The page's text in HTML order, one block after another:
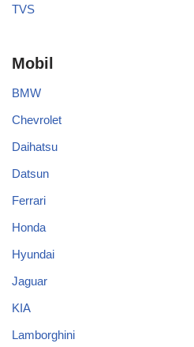
TVS
Mobil
BMW
Chevrolet
Daihatsu
Datsun
Ferrari
Honda
Hyundai
Jaguar
KIA
Lamborghini